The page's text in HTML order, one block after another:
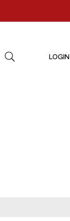
LOGIN